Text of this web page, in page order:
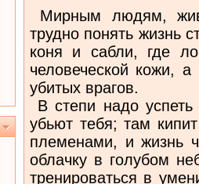
Мирным людям,
трудно понять жизнь
коня и сабли, где
человеческой кожи,
убитых врагов.
В степи надо
убьют тебя; там
племенами, и жизнь
облачку в голубом
тренироваться в